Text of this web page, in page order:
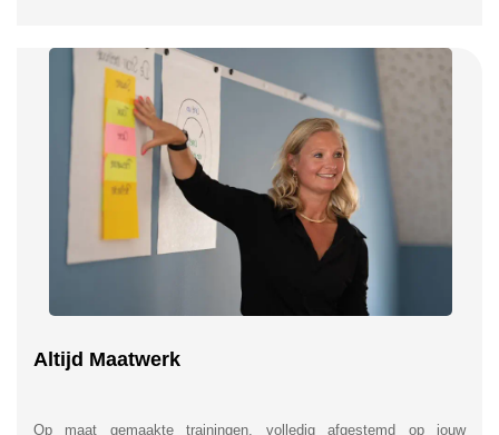
Altijd Maatwerk
Op maat gemaakte trainingen, volledig afgestemd op jouw